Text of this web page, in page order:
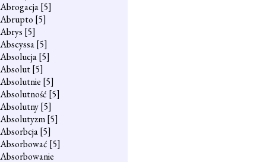
Abrogacja[5]
Abrupto [5]
Abrys [5]
Abscyssa[5]
Absolucja[5]
Absolut[5]
Absolutnie [5]
Absolutność [5]
Absolutny[5]
Absolutyzm[5]
Absorbcja[5]
Absorbować [5]
Absorbowanie